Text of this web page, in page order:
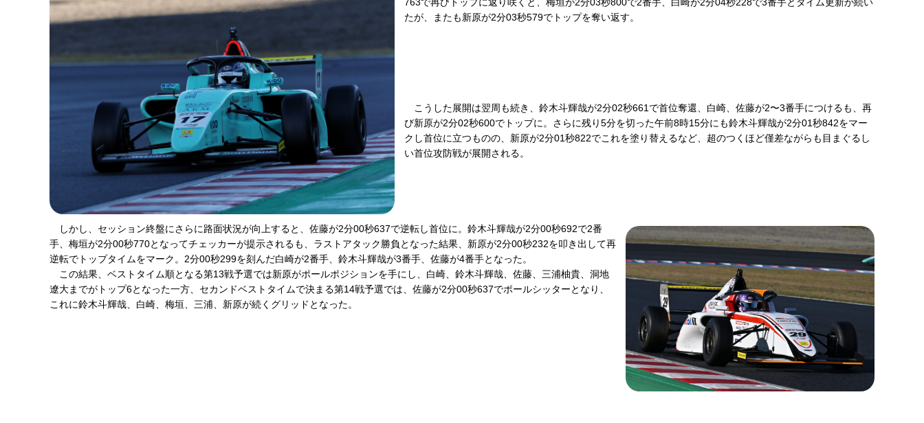
たが、またも新原が2分03秒579でトップを奪い返す。
こうした展開は翌周も続き、鈴木斗輝哉が2分02秒661で首位奪還、白崎、佐藤が2〜3番手につけるも、再
び新原が2分02秒600でトップに。さらに残り5分を切った午前8時15分にも鈴木斗輝哉が2分01秒842をマー
クし首位に立つものの、新原が2分01秒822でこれを塗り替えるなど、超のつくほど僅差ながらも目まぐるし
い首位攻防戦が展開される。
しかし、セッション終盤にさらに路面状況が向上すると、佐藤が2分00秒637で逆転し首位に。鈴木斗輝哉が2分00秒692で2番
手、梅垣が2分00秒770となってチェッカーが提示されるも、ラストアタック勝負となった結果、新原が2分00秒232を叩き出して再
逆転でトップタイムをマーク。2分00秒299を刻んだ白崎が2番手、鈴木斗輝哉が3番手、佐藤が4番手となった。
この結果、ベストタイム順となる第13戦予選では新原がポールポジションを手にし、白崎、鈴木斗輝哉、佐藤、三浦柚貴、洞地
遼大までがトップ6となった一方、セカンドベストタイムで決まる第14戦予選では、佐藤が2分00秒637でポールシッターとなり、
これに鈴木斗輝哉、白崎、梅垣、三浦、新原が続くグリッドとなった。